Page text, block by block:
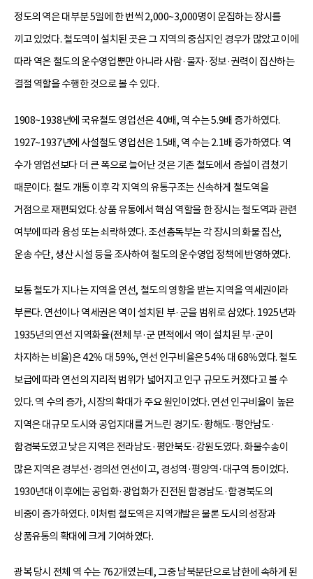
정도의 역은 대부분 5일에 한 번씩 2,000~3,000명이 운집하는 장시를
끼고 있었다. 철도역이 설치된 곳은 그 지역의 중심지인 경우가 많았고 이에
따라 역은 철도의 운수영업뿐만 아니라 사람·물자·정보·권력이 집산하는
결절 역할을 수행한 것으로 볼 수 있다.
1908~1938년에 국유철도 영업선은 4.0배, 역 수는 5.9배 증가하였다.
1927~1937년에 사설철도 영업선은 1.5배, 역 수는 2.1배 증가하였다. 역
수가 영업선보다 더 큰 폭으로 늘어난 것은 기존 철도에서 증설이 겹쳤기
때문이다. 철도 개통 이후 각 지역의 유통구조는 신속하게 철도역을
거점으로 재편되었다. 상품 유통에서 핵심 역할을 한 장시는 철도역과 관련
여부에 따라 융성 또는 쇠락하였다. 조선총독부는 각 장시의 화물 집산,
운송 수단, 생산 시설 등을 조사하여 철도의 운수영업 정책에 반영하였다.
보통 철도가 지나는 지역을 연선, 철도의 영향을 받는 지역을 역세권이라
부른다. 연선이나 역세권은 역이 설치된 부·군을 범위로 삼았다. 1925년과
1935년의 연선 지역화율(전체 부·군 면적에서 역이 설치된 부·군이
차지하는 비율)은 42％ 대 59％, 연선 인구비율은 54％ 대 68％였다. 철도
보급에 따라 연선의 지리적 범위가 넓어지고 인구 규모도 커졌다고 볼 수
있다. 역 수의 증가, 시장의 확대가 주요 원인이었다. 연선 인구비율이 높은
지역은 대규모 도시와 공업지대를 거느린 경기도·황해도·평안남도·
함경북도였고 낮은 지역은 전라남도·평안북도·강원도였다. 화물수송이
많은 지역은 경부선·경의선 연선이고, 경성역·평양역·대구역 등이었다.
1930년대 이후에는 공업화·광업화가 진전된 함경남도·함경북도의
비중이 증가하였다. 이처럼 철도역은 지역개발은 물론 도시의 성장과
상품유통의 확대에 크게 기여하였다.
광복 당시 전체 역 수는 762개였는데, 그중 남북분단으로 남한에 속하게 된